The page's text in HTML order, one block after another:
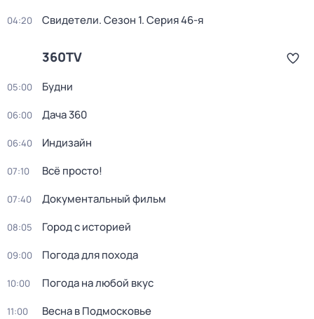
04:20 Свидетели. Сезон 1. Серия 46-я
360TV
05:00 Будни
06:00 Дача 360
06:40 Индизайн
07:10 Всё просто!
07:40 Документальный фильм
08:05 Город с историей
09:00 Погода для похода
10:00 Погода на любой вкус
11:00 Весна в Подмосковье